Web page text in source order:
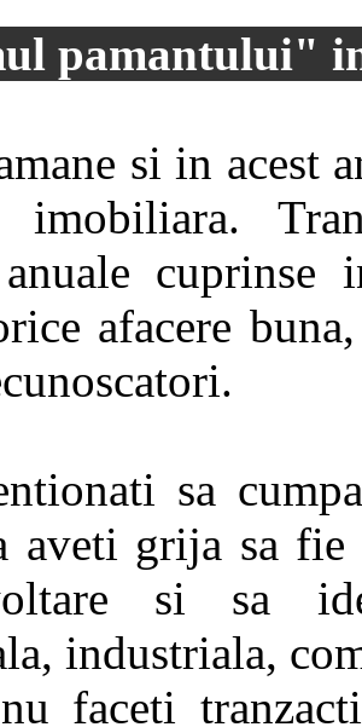
pamantului"
si in acest
imobiliara.
cuprinse
afacere
sa
aveti grija sa
si sa
industriala,
faceti